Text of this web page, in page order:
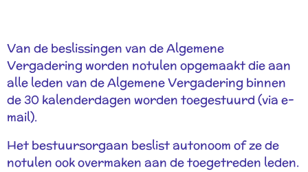
Van de beslissingen van de Algemene
Vergadering worden notulen opgemaakt die aan
alle leden van de Algemene Vergadering binnen
de 30 kalenderdagen worden toegestuurd (via e-
mail).
Het bestuursorgaan beslist autonoom of ze de
notulen ook overmaken aan de toegetreden leden.